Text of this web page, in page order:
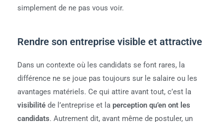
simplement de ne pas vous voir.
Rendre son entreprise visible et attractive
Dans un contexte où les candidats se font rares, la
différence ne se joue pas toujours sur le salaire ou les
avantages matériels. Ce qui attire avant tout, c’est la
visibilité de l’entreprise et la perception qu’en ont les
candidats. Autrement dit, avant même de postuler, un